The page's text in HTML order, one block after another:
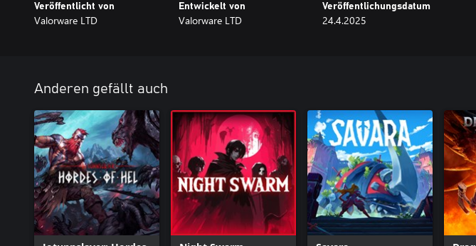
Veröffentlicht von
Valorware LTD
Entwickelt von
Valorware LTD
Veröffentlichungsdatum
24.4.2025
Anderen gefällt auch